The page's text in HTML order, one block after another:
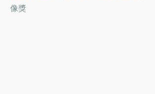
像獎